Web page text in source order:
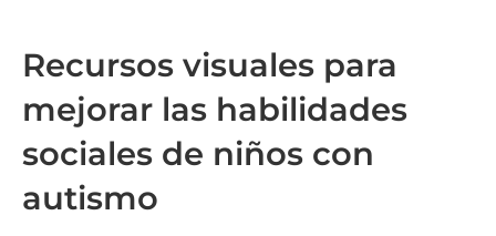
Recursos visuales para
mejorar las habilidades
sociales de niños con
autismo